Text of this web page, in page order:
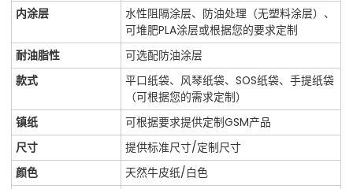
内涂层
水性阻隔涂层、防油处理（无塑料涂层）、
可堆肥PLA涂层或根据您的要求定制
耐油脂性
可选配防油涂层
款式
平口纸袋、风琴纸袋、SOS纸袋、手提纸袋
（可根据您的需求定制）
镇纸
可根据要求提供定制GSM产品
尺寸
提供标准尺寸/定制尺寸
颜色
天然牛皮纸/白色